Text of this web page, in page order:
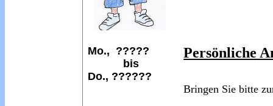
Mo., ?????
bis
Do., ??????
Persönliche
Bringen Sie bitte